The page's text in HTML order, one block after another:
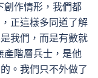
創作情形，我們都
正這樣多同道了解
我們，而是有數就
產階層兵士，是他
。我們只不外做了